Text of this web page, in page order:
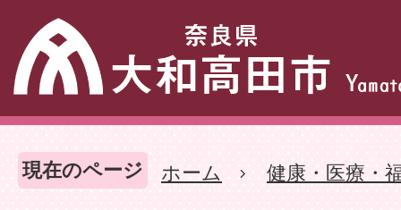
現在のページ ホーム 健康・医療・